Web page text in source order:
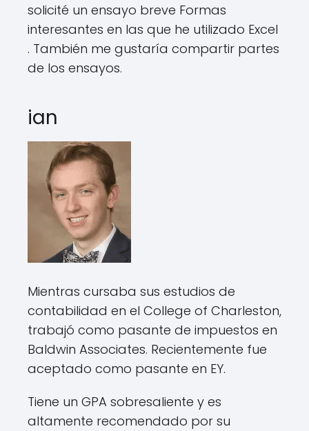
solicité un ensayo breve Formas
interesantes en las que he utilizado Excel
. También me gustaría compartir partes
de los ensayos.
ian
Mientras cursaba sus estudios de
contabilidad en el College of Charleston,
trabajó como pasante de impuestos en
Baldwin Associates. Recientemente fue
aceptado como pasante en EY.
Tiene un GPA sobresaliente y es
altamente recomendado por su